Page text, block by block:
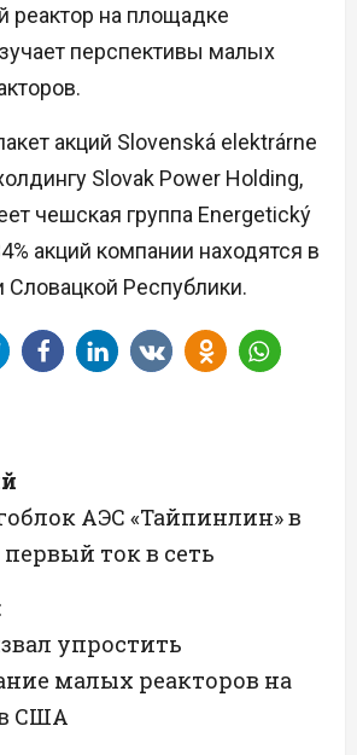
реактор на площадке
перспективы малых
акций Slovenská elektrárne
Slovak Power Holding,
чешская группа Energetický
акций компании находятся в
Словацкой Республики.
АЭС «Тайпинлин» в
ток в сеть
упростить
малых реакторов на
США